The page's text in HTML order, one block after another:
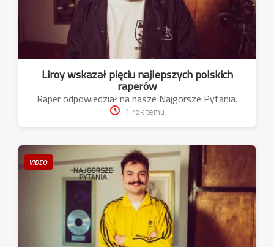
Liroy wskazał pięciu najlepszych polskich
raperów
Raper odpowiedział na nasze Najgorsze Pytania.
1 rok temu
VIDEO